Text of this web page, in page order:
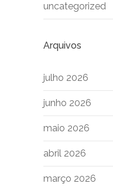
uncategorized
Arquivos
julho 2026
junho 2026
maio 2026
abril 2026
março 2026